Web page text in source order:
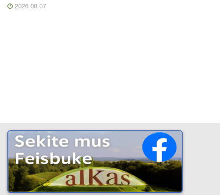
2026 08 07